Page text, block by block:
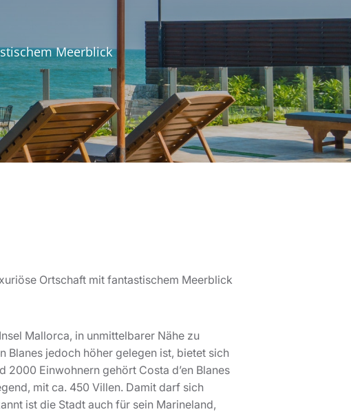
Meerblick
Mallorca, in unmittelbarer Nähe zu
Blanes jedoch höher gelegen ist, bietet sich
2000 Einwohnern gehört Costa d’en Blanes
mit ca. 450 Villen. Damit darf sich
ist die Stadt auch für sein Marineland,